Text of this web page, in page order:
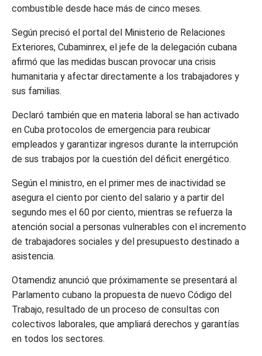
combustible desde hace más de cinco meses.
Según precisó el portal del Ministerio de Relaciones
Exteriores, Cubaminrex, el jefe de la delegación cubana
afirmó que las medidas buscan provocar una crisis
humanitaria y afectar directamente a los trabajadores y
sus familias.
Declaró también que en materia laboral se han activado
en Cuba protocolos de emergencia para reubicar
empleados y garantizar ingresos durante la interrupción
de sus trabajos por la cuestión del déficit energético.
Según el ministro, en el primer mes de inactividad se
asegura el ciento por ciento del salario y a partir del
segundo mes el 60 por ciento, mientras se refuerza la
atención social a personas vulnerables con el incremento
de trabajadores sociales y del presupuesto destinado a
asistencia.
Otamendiz anunció que próximamente se presentará al
Parlamento cubano la propuesta de nuevo Código del
Trabajo, resultado de un proceso de consultas con
colectivos laborales, que ampliará derechos y garantías
en todos los sectores.